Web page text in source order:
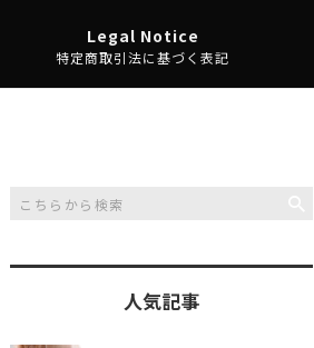
Legal Notice
特定商取引法に基づく表記
人気記事